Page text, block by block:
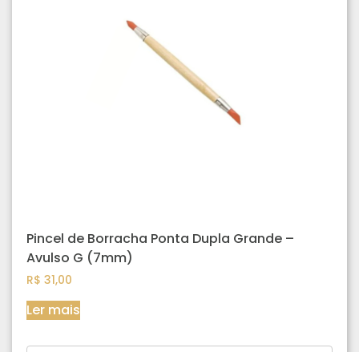
Pincel de Borracha Ponta Dupla Grande –
Avulso G (7mm)
R$ 31,00
Ler mais